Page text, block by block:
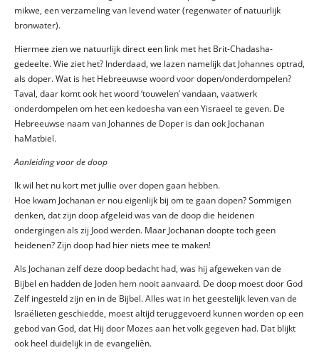
mikwe, een verzameling van levend water (regenwater of natuurlijk
bronwater).
Hiermee zien we natuurlijk direct een link met het Brit-Chadasha-
gedeelte. Wie ziet het? Inderdaad, we lazen namelijk dat Johannes optrad,
als doper. Wat is het Hebreeuwse woord voor dopen/onderdompelen?
Taval, daar komt ook het woord ‘touwelen’ vandaan, vaatwerk
onderdompelen om het een kedoesha van een Yisraeel te geven. De
Hebreeuwse naam van Johannes de Doper is dan ook Jochanan
haMatbiel.
Aanleiding voor de doop
Ik wil het nu kort met jullie over dopen gaan hebben.
Hoe kwam Jochanan er nou eigenlijk bij om te gaan dopen? Sommigen
denken, dat zijn doop afgeleid was van de doop die heidenen
ondergingen als zij Jood werden. Maar Jochanan doopte toch geen
heidenen? Zijn doop had hier niets mee te maken!
Als Jochanan zelf deze doop bedacht had, was hij afgeweken van de
Bijbel en hadden de Joden hem nooit aanvaard. De doop moest door God
Zelf ingesteld zijn en in de Bijbel. Alles wat in het geestelijk leven van de
Israëlieten geschiedde, moest altijd teruggevoerd kunnen worden op een
gebod van God, dat Hij door Mozes aan het volk gegeven had. Dat blijkt
ook heel duidelijk in de evangeliën.